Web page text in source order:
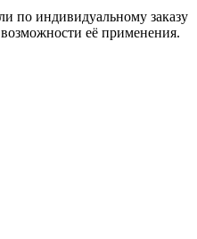
по индивидуальному заказу
её применения.